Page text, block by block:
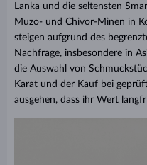
Lanka und die seltensten
Muzo- und Chivor-Minen in
steigen aufgrund des
Nachfrage, insbesondere in
die Auswahl von
Karat und der Kauf bei
ausgehen, dass ihr Wert